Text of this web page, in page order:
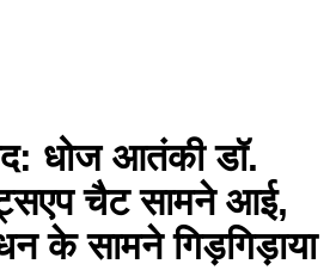
धोज आतंकी डॉ.
चैट सामने आई,
के सामने गिड़गिड़ाया